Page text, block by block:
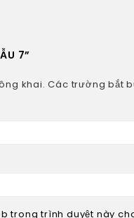
7”
khai. Các trường bắt
trong trình duyệt này